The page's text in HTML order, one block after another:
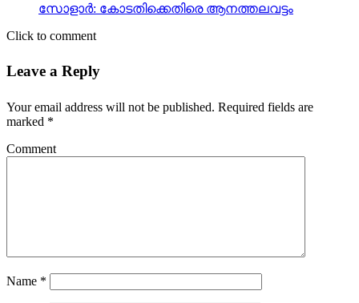
സോളാര്‍: കോടതിക്കെതിരെ ആനത്തലവട്ടം
Click to comment
Leave a Reply
Your email address will not be published. Required fields are
marked *
Comment
Name *